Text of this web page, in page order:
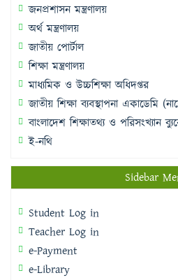
জনপ্রশাসন মন্ত্রণালয়
অর্থ মন্ত্রণালয়
জাতীয় পোর্টাল
শিক্ষা মন্ত্রণালয়
মাধ্যমিক ও উচ্চশিক্ষা অধিদপ্তর
জাতীয় শিক্ষা ব্যবস্থাপনা একাডেমি
বাংলাদেশ শিক্ষাতথ্য ও পরিসংখ্যান
ই-নথি
Sidebar
Student Log in
Teacher Log in
e-Payment
e-Library